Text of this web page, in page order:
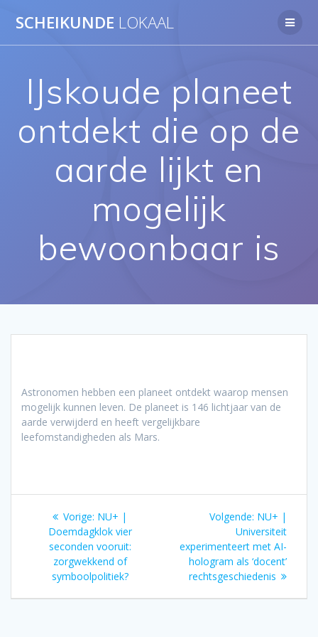
naar
SCHEIKUNDE LOKAAL
IJskoude planeet
ontdekt die op de
aarde lijkt en
mogelijk
bewoonbaar is
Astronomen hebben een planeet ontdekt waarop mensen
mogelijk kunnen leven. De planeet is 146 lichtjaar van de
aarde verwijderd en heeft vergelijkbare
leefomstandigheden als Mars.
Bericht
navigatie
Vorige: Vorig
bericht:
NU+ |
Doemdagklok vier
seconden vooruit:
zorgwekkend of
symboolpolitiek?
Volgende: Volgend
bericht:
NU+ |
Universiteit
experimenteert met AI-
hologram als ‘docent’
rechtsgeschiedenis